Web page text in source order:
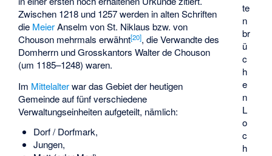
te
n
br
ü
c
h
e
n
L
o
c
h
Zwischen 1218 und 1257 werden in alten Schriften
die MeierAnselm von St. Niklaus bzw. von
Chouson mehrmals erwähnt[20], die Verwandte des
Domherrn und GrosskantorsWalter de Chouson
(um 1185–1248) waren.
Im Mittelalterwar das Gebiet der heutigen
Gemeinde auf fünf verschiedene
Verwaltungseinheiten aufgeteilt, nämlich:
Dorf / Dorfmark,
Jungen,